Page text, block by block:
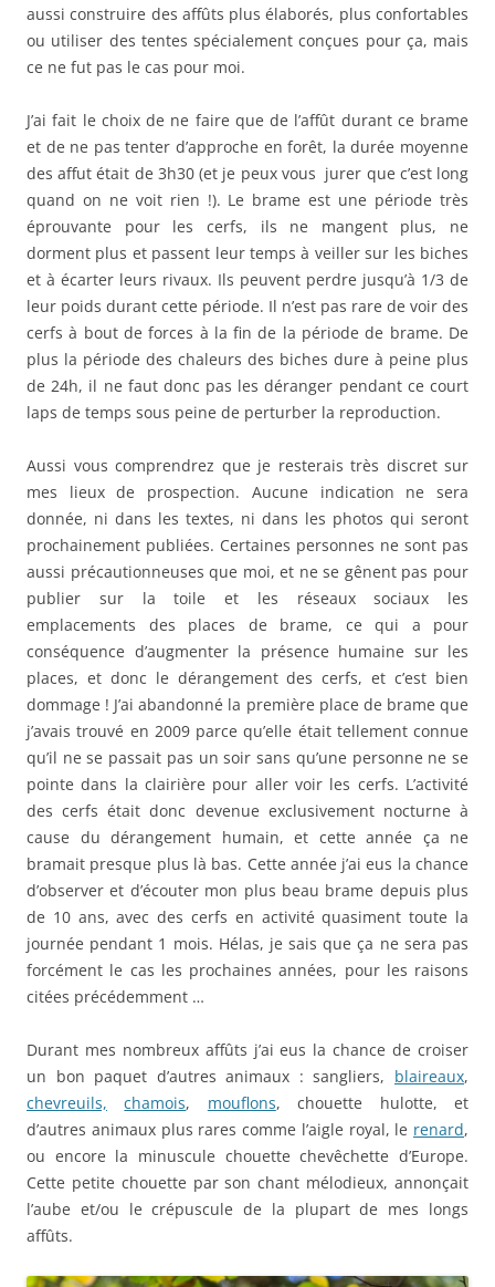
aussi construire des affûts plus élaborés, plus confortables
ou utiliser des tentes spécialement conçues pour ça, mais
ce ne fut pas le cas pour moi.
J’ai fait le choix de ne faire que de l’affût durant ce brame
et de ne pas tenter d’approche en forêt, la durée moyenne
des affut était de 3h30 (et je peux vous jurer que c’est long
quand on ne voit rien !). Le brame est une période très
éprouvante pour les cerfs, ils ne mangent plus, ne
dorment plus et passent leur temps à veiller sur les biches
et à écarter leurs rivaux. Ils peuvent perdre jusqu’à 1/3 de
leur poids durant cette période. Il n’est pas rare de voir des
cerfs à bout de forces à la fin de la période de brame. De
plus la période des chaleurs des biches dure à peine plus
de 24h, il ne faut donc pas les déranger pendant ce court
laps de temps sous peine de perturber la reproduction.
Aussi vous comprendrez que je resterais très discret sur
mes lieux de prospection. Aucune indication ne sera
donnée, ni dans les textes, ni dans les photos qui seront
prochainement publiées. Certaines personnes ne sont pas
aussi précautionneuses que moi, et ne se gênent pas pour
publier sur la toile et les réseaux sociaux les
emplacements des places de brame, ce qui a pour
conséquence d’augmenter la présence humaine sur les
places, et donc le dérangement des cerfs, et c’est bien
dommage ! J’ai abandonné la première place de brame que
j’avais trouvé en 2009 parce qu’elle était tellement connue
qu’il ne se passait pas un soir sans qu’une personne ne se
pointe dans la clairière pour aller voir les cerfs. L’activité
des cerfs était donc devenue exclusivement nocturne à
cause du dérangement humain, et cette année ça ne
bramait presque plus là bas. Cette année j’ai eus la chance
d’observer et d’écouter mon plus beau brame depuis plus
de 10 ans, avec des cerfs en activité quasiment toute la
journée pendant 1 mois. Hélas, je sais que ça ne sera pas
forcément le cas les prochaines années, pour les raisons
citées précédemment …
Durant mes nombreux affûts j’ai eus la chance de croiser
un bon paquet d’autres animaux : sangliers, blaireaux,
chevreuils,
chamois, mouflons, chouette hulotte, et
d’autres animaux plus rares comme l’aigle royal, le renard,
ou encore la minuscule chouette chevêchette d’Europe.
Cette petite chouette par son chant mélodieux, annonçait
l’aube et/ou le crépuscule de la plupart de mes longs
affûts.